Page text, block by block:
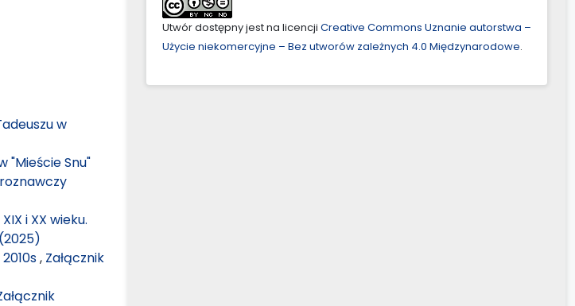
w
"Mieście Snu"
i XX wieku.
, Załącznik
Utwór dostępny jest na licencji Creative Commons Uznanie autorstwa –
Użycie niekomercyjne – Bez utworów zależnych 4.0 Międzynarodowe.